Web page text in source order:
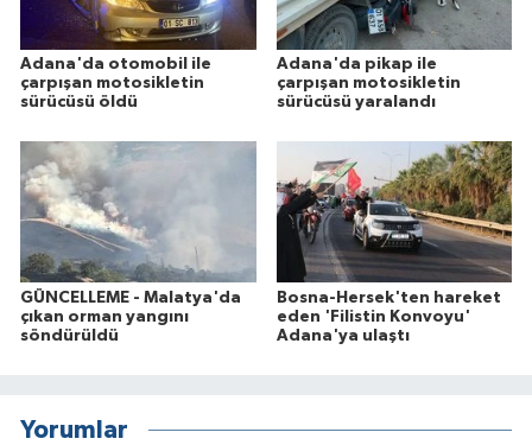
Adana'da otomobil ile
çarpışan motosikletin
sürücüsü öldü
Adana'da pikap ile
çarpışan motosikletin
sürücüsü yaralandı
GÜNCELLEME - Malatya'da
çıkan orman yangını
söndürüldü
Bosna-Hersek'ten hareket
eden 'Filistin Konvoyu'
Adana'ya ulaştı
Yorumlar